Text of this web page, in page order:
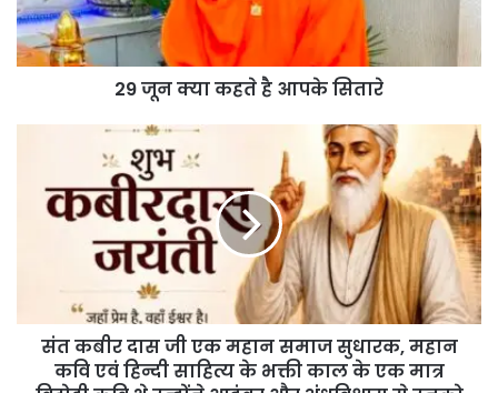
29 जून क्या कहते है आपके सितारे
संत कबीर दास जी एक महान समाज सुधारक, महान
कवि एवं हिन्दी साहित्य के भक्ती काल के एक मात्र